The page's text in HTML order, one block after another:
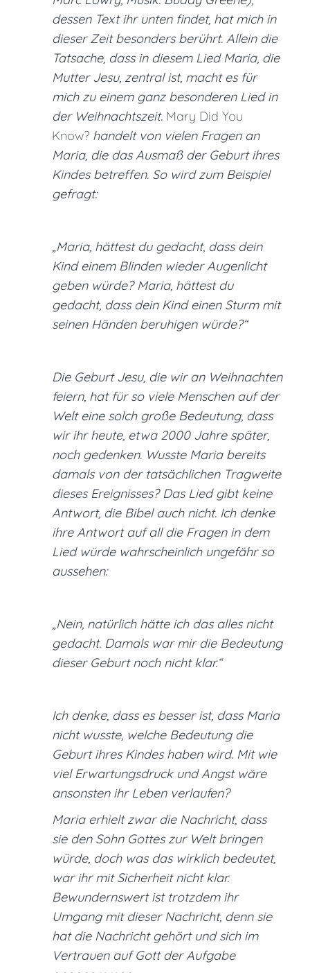
dessen Text ihr unten findet, hat mich in
dieser Zeit besonders berührt. Allein die
Tatsache, dass in diesem Lied Maria, die
Mutter Jesu, zentral ist, macht es für
mich zu einem ganz besonderen Lied in
der Weihnachtszeit. Mary Did You
Know? handelt von vielen Fragen an
Maria, die das Ausmaß der Geburt ihres
Kindes betreffen. So wird zum Beispiel
gefragt:
„Maria, hättest du gedacht, dass dein
Kind einem Blinden wieder Augenlicht
geben würde? Maria, hättest du
gedacht, dass dein Kind einen Sturm mit
seinen Händen beruhigen würde?“
Die Geburt Jesu, die wir an Weihnachten
feiern, hat für so viele Menschen auf der
Welt eine solch große Bedeutung, dass
wir ihr heute, etwa 2000 Jahre später,
noch gedenken. Wusste Maria bereits
damals von der tatsächlichen Tragweite
dieses Ereignisses? Das Lied gibt keine
Antwort, die Bibel auch nicht. Ich denke
ihre Antwort auf all die Fragen in dem
Lied würde wahrscheinlich ungefähr so
aussehen:
„Nein, natürlich hätte ich das alles nicht
gedacht. Damals war mir die Bedeutung
dieser Geburt noch nicht klar.“
Ich denke, dass es besser ist, dass Maria
nicht wusste, welche Bedeutung die
Geburt ihres Kindes haben wird. Mit wie
viel Erwartungsdruck und Angst wäre
ansonsten ihr Leben verlaufen?
Maria erhielt zwar die Nachricht, dass
sie den Sohn Gottes zur Welt bringen
würde, doch was das wirklich bedeutet,
war ihr mit Sicherheit nicht klar.
Bewundernswert ist trotzdem ihr
Umgang mit dieser Nachricht, denn sie
hat die Nachricht gehört und sich im
Vertrauen auf Gott der Aufgabe